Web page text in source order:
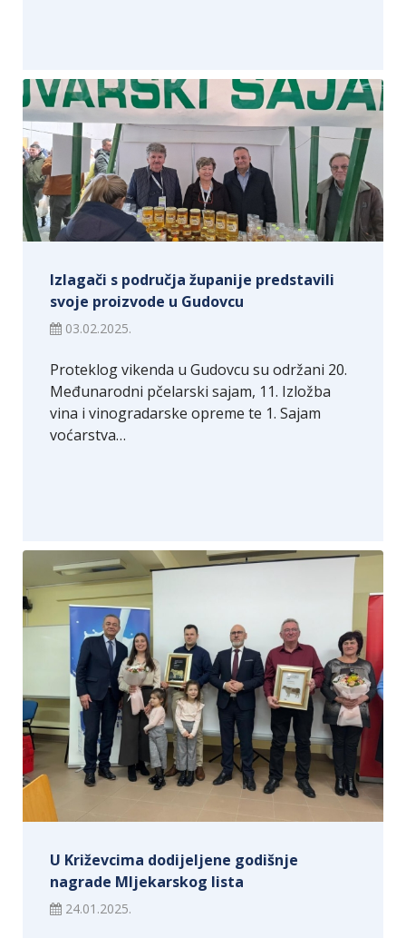
Izlagači s područja županije predstavili
svoje proizvode u Gudovcu
03.02.2025.
Proteklog vikenda u Gudovcu su održani 20.
Međunarodni pčelarski sajam, 11. Izložba
vina i vinogradarske opreme te 1. Sajam
voćarstva…
U Križevcima dodijeljene godišnje
nagrade Mljekarskog lista
24.01.2025.